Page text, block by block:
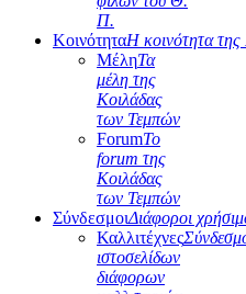
Π.
ΚοινότηταΗ κοινότητα της
ΜέληΤα
μέλη της
Κοιλάδας
των Τεμπών
ForumΤο
forum της
Κοιλάδας
των Τεμπών
ΣύνδεσμοιΔιάφοροι
Καλλιτέχνες
ιστοσελίδων
διάφορων